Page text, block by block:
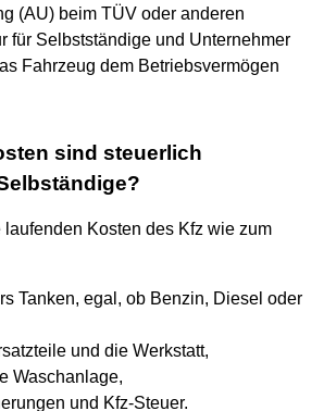
(AU) beim TÜV oder anderen
für Selbstständige und Unternehmer
Fahrzeug dem Betriebsvermögen
sind steuerlich
Kosten des Kfz wie zum
Tanken, egal, ob Benzin, Diesel oder
und die Werkstatt,
Waschanlage,
und Kfz-Steuer.